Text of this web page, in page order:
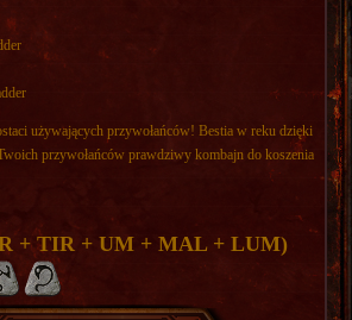
używających przywołańców! Bestia w reku dzięki
przywołańców prawdziwy kombajn do koszenia
+ TIR + UM + MAL + LUM)